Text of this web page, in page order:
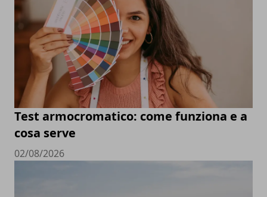
Test armocromatico: come funziona e a
cosa serve
02/08/2026